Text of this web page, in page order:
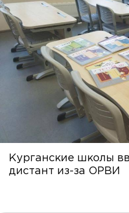
Курганские школы
дистант из-за ОРВИ